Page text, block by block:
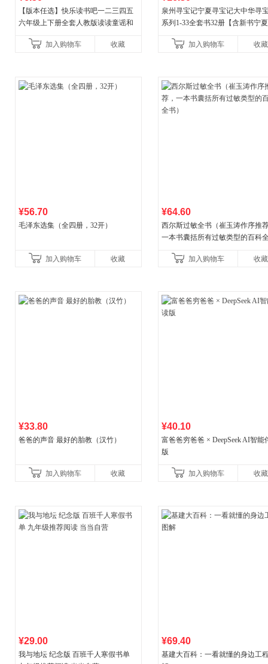
【版本任选】快乐读书吧一二三四五
六年级上下册全套人教版读读童谣和
古代寓言安徒生童话学生阅
加入购物车 收藏
泉州寻宝记宁夏寻宝记大中华寻
系列1-33全套书32册【含新书宁
广东福建河北黑
加入购物车 收藏
¥56.70
毛泽东选集（全四册，32开）
加入购物车 收藏
¥64.60
西尔斯过敏全书（崔玉涛作序推
一本书囊括所有过敏类型的百科
加入购物车
收藏
¥33.80
爸爸的声音 最好的胎教（汉竹）
加入购物车 收藏
¥40.10
富爸爸穷爸爸 × DeepSeek AI智能
版
加入购物车 收藏
¥29.00
我与地坛 纪念版 百班千人寒假书单
¥69.40
基建大百科：一看就懂的身边工